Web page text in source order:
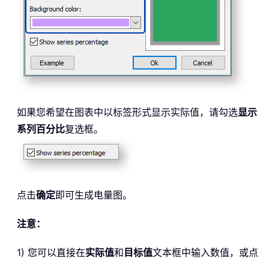
如果您希望在图表中以标签形式显示实际值，请勾选显示
系列百分比复选框。
点击确定即可生成电量图。
注意：
1) 您可以直接在实际值和目标值文本框中输入数值，或点